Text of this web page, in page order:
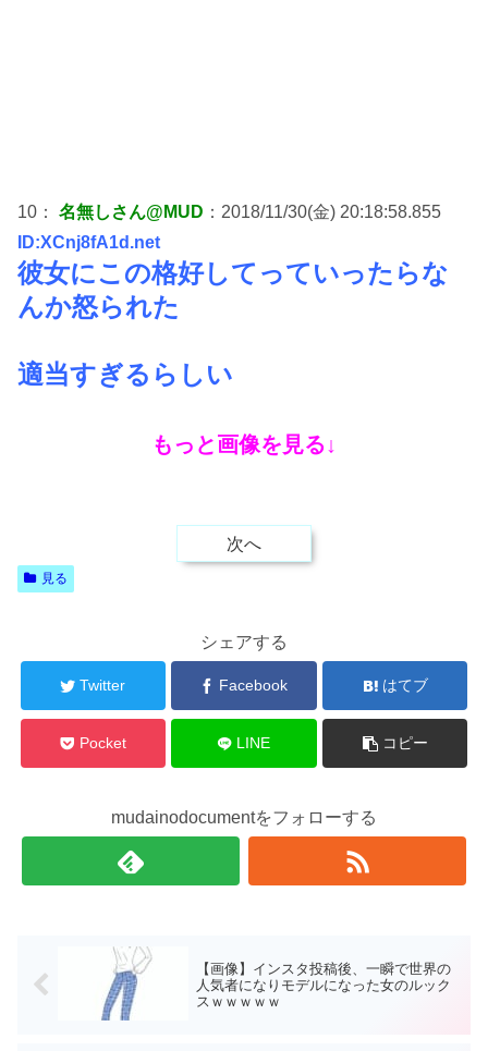
10： 名無しさん@MUD ：2018/11/30(金) 20:18:58.855
ID:XCnj8fA1d.net
彼女にこの格好してっていったらな
んか怒られた
適当すぎるらしい
もっと画像を見る↓
次へ
見る
シェアする
Twitter Facebook はてブ
Pocket LINE コピー
mudainodocumentをフォローする
【画像】インスタ投稿後、一瞬で世界の
人気者になりモデルになった女のルック
スｗｗｗｗｗ